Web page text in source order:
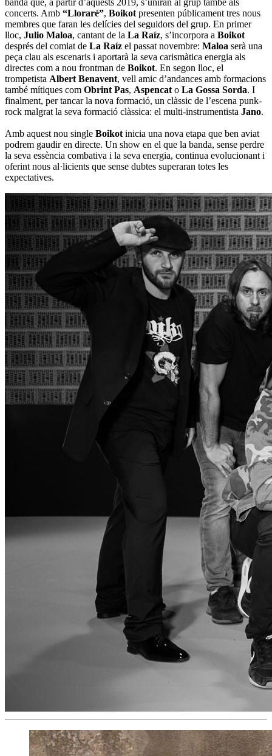
banda que, a partir d’aquests 2019, s’uniran al grup també als
concerts. Amb “Lloraré”, Boikot presenten públicament tres nous
membres que faran les delícies del seguidors del grup. En primer
lloc, Julio Maloa, cantant de la La Raíz, s’incorpora a Boikot
després del comiat de La Raíz el passat novembre: Maloa serà una
peça clau als escenaris i aportarà la seva carismàtica energia als
directes com a nou frontman de Boikot. En segon lloc, el
trompetista Albert Benavent, vell amic d’andances amb formacions
també mítiques com Obrint Pas, Aspencat o La Gossa Sorda. I
finalment, per tancar la nova formació, un clàssic de l’escena punk-
rock malgrat la seva formació clàssica: el multi-instrumentista Jano.
Amb aquest nou single Boikot inicia una nova etapa que ben aviat
podrem gaudir en directe. Un show en el que la banda, sense perdre
la seva essència combativa i la seva energia, continua evolucionant i
oferint nous al·licients que sense dubtes superaran totes les
expectatives.